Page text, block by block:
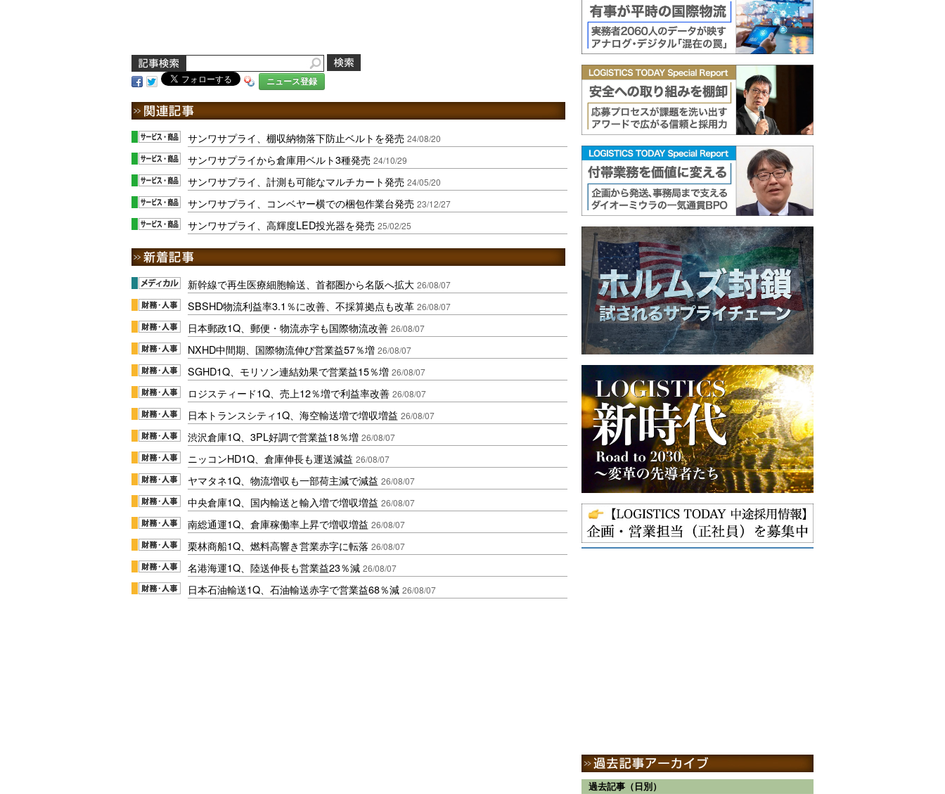
ニュース登録
サンワサプライ、棚収納物落下防止ベルトを発売 24/08/20
サンワサプライから倉庫用ベルト3種発売 24/10/29
サンワサプライ、計測も可能なマルチカート発売 24/05/20
サンワサプライ、コンベヤー横での梱包作業台発売 23/12/27
サンワサプライ、高輝度LED投光器を発売 25/02/25
新幹線で再生医療細胞輸送、首都圏から名阪へ拡大 26/08/07
SBSHD物流利益率3.1％に改善、不採算拠点も改革 26/08/07
日本郵政1Q、郵便・物流赤字も国際物流改善 26/08/07
NXHD中間期、国際物流伸び営業益57％増 26/08/07
SGHD1Q、モリソン連結効果で営業益15％増 26/08/07
ロジスティード1Q、売上12％増で利益率改善 26/08/07
日本トランスシティ1Q、海空輸送増で増収増益 26/08/07
渋沢倉庫1Q、3PL好調で営業益18％増 26/08/07
ニッコンHD1Q、倉庫伸長も運送減益 26/08/07
ヤマタネ1Q、物流増収も一部荷主減で減益 26/08/07
中央倉庫1Q、国内輸送と輸入増で増収増益 26/08/07
南総通運1Q、倉庫稼働率上昇で増収増益 26/08/07
栗林商船1Q、燃料高響き営業赤字に転落 26/08/07
名港海運1Q、陸送伸長も営業益23％減 26/08/07
日本石油輸送1Q、石油輸送赤字で営業益68％減 26/08/07
過去記事（日別）